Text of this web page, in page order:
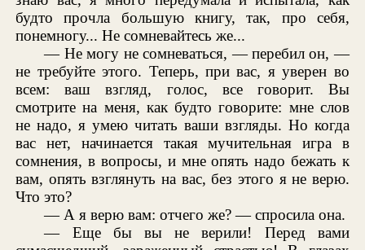
будто прочла большую книгу, так, про себя,
понемногу... Не сомневайтесь же...
— Не могу не сомневаться, — перебил он, —
не требуйте этого. Теперь, при вас, я уверен во
всем: ваш взгляд, голос, все говорит. Вы
смотрите на меня, как будто говорите: мне слов
не надо, я умею читать ваши взгляды. Но когда
вас нет, начинается такая мучительная игра в
сомнения, в вопросы, и мне опять надо бежать к
вам, опять взглянуть на вас, без этого я не верю.
Что это?
— А я верю вам: отчего же? — спросила она.
— Еще бы вы не верили! Перед вами